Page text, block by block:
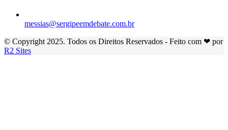
messias@sergipeemdebate.com.br
© Copyright 2025. Todos os Direitos Reservados - Feito com ❤ por
R2 Sites